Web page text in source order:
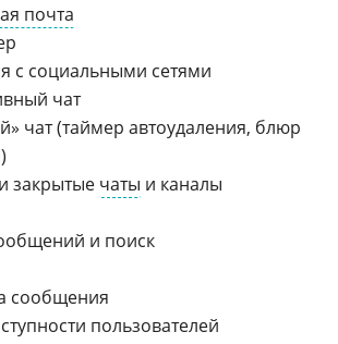
почта
с социальными сетями
чат
чат (таймер автоудаления, блюр
закрытые чаты и каналы
и поиск
сообщения
пользователей